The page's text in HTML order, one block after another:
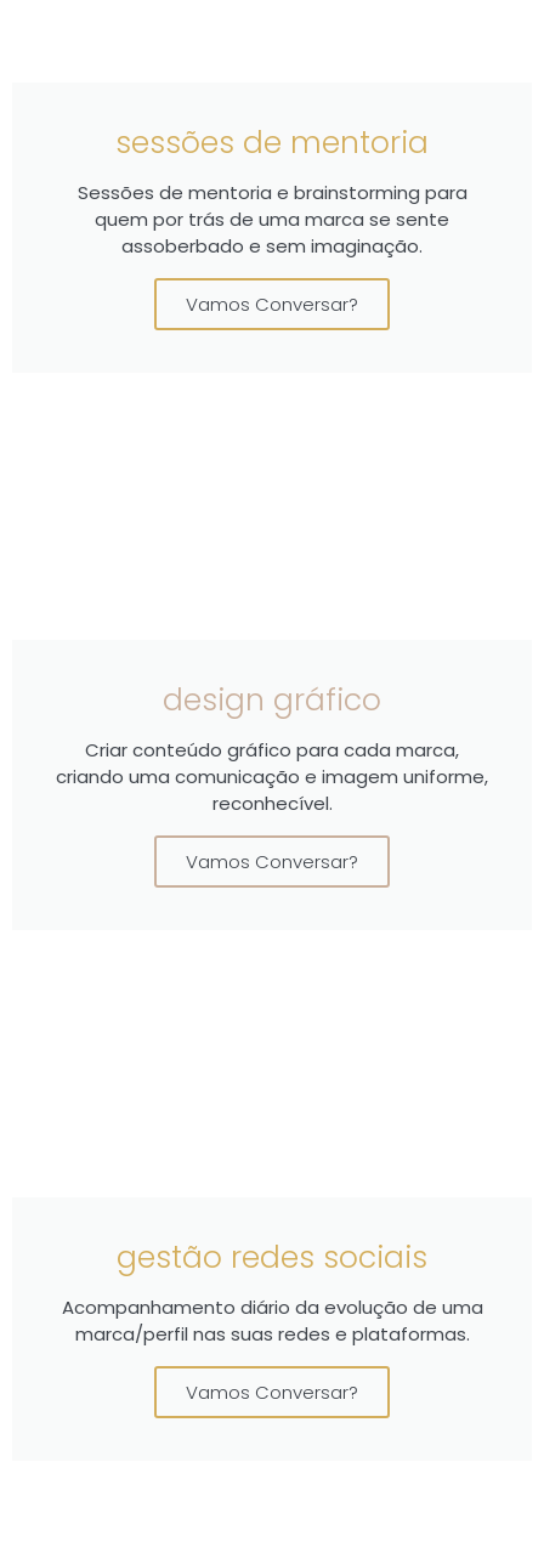
sessões de mentoria
Sessões de mentoria e brainstorming para
quem por trás de uma marca se sente
assoberbado e sem imaginação.
Vamos Conversar?
design gráfico
Criar conteúdo gráfico para cada marca,
criando uma comunicação e imagem uniforme,
reconhecível.
Vamos Conversar?
gestão redes sociais
Acompanhamento diário da evolução de uma
marca/perfil nas suas redes e plataformas.
Vamos Conversar?